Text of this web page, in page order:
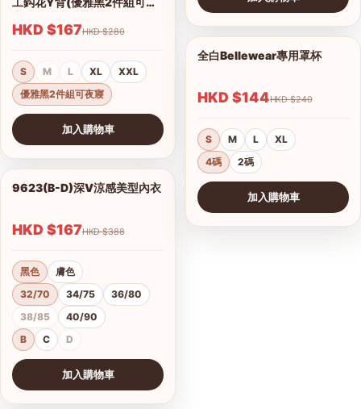
HKD $167 HKD $280
S M L XL
XXL
優雅黑2件組可夜寢
加入購物車
1/2
查看圖片
9623(B-D)深V涼感美型內衣
HKD $167 HKD $388
黑色
膚色
32/70
34/75
36/80
38/85
40/90
B
C D
加入購物車
查看圖片
查看圖片
全白Bellewear專用罩杯
HKD $144 HKD $240
S M L
XL
4碼
2碼
加入購物車